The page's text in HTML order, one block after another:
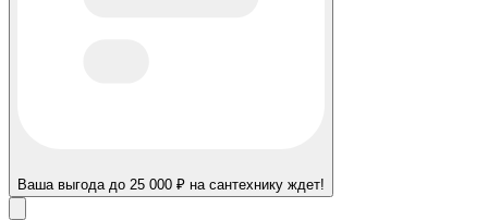
Ваша выгода до 25 000 ₽ на сантехнику ждет!